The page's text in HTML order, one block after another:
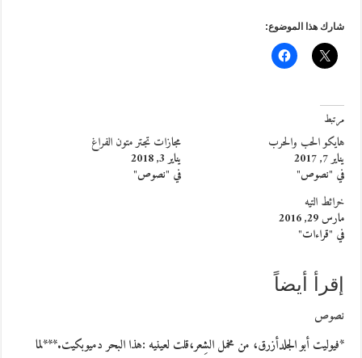
شارك هذا الموضوع:
مرتبط
هايكو الحب والحرب
يناير 7, 2017
في "نصوص"
مجازات تجتر متون الفراغ
يناير 3, 2018
في "نصوص"
خرائط التيه
مارس 29, 2016
في "قراءات"
إقرأ أيضاً
نصوص
*فيوليت أبو الجلدأزرق، من مخمل الشِعر،قلت لعينيه :هذا البحر دميوبكيت.***لما